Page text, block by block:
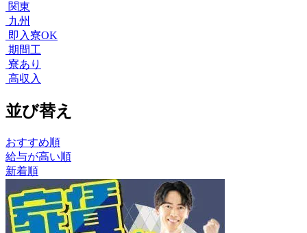
関東
九州
即入寮OK
期間工
寮あり
高収入
並び替え
おすすめ順
給与が高い順
新着順